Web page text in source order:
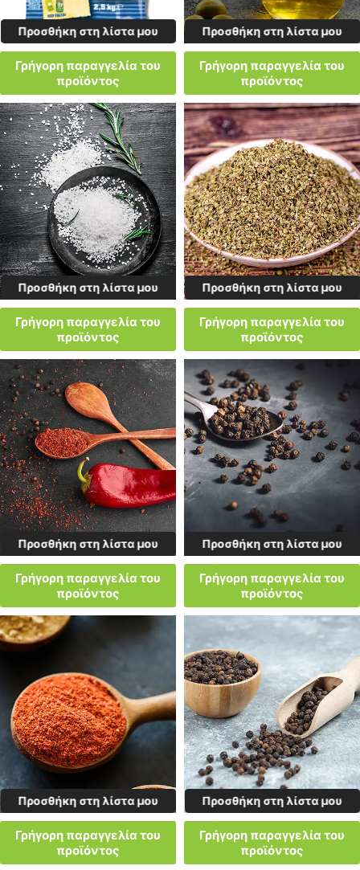
Προσθήκη στη λίστα μου
Γρήγορη παραγγελία του
προϊόντος
Προσθήκη στη λίστα μου
Γρήγορη παραγγελία του
προϊόντος
Προσθήκη στη λίστα μου
Γρήγορη παραγγελία του
προϊόντος
Προσθήκη στη λίστα μου
Γρήγορη παραγγελία του
προϊόντος
Προσθήκη στη λίστα μου
Γρήγορη παραγγελία του
προϊόντος
Προσθήκη στη λίστα μου
Γρήγορη παραγγελία του
προϊόντος
Προσθήκη στη λίστα μου
Γρήγορη παραγγελία του
προϊόντος
Προσθήκη στη λίστα μου
Γρήγορη παραγγελία του
προϊόντος